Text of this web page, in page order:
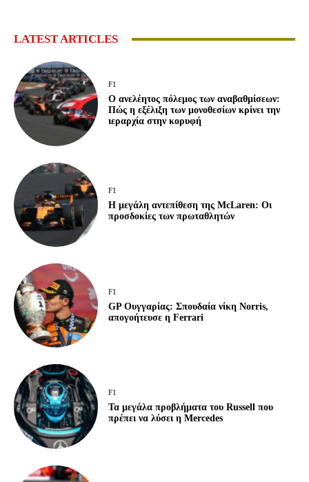
LATEST ARTICLES
F1
Ο ανελέητος πόλεμος των αναβαθμίσεων:
Πώς η εξέλιξη των μονοθεσίων κρίνει την
ιεραρχία στην κορυφή
F1
Η μεγάλη αντεπίθεση της McLaren: Οι
προσδοκίες των πρωταθλητών
F1
GP Ουγγαρίας: Σπουδαία νίκη Norris,
απογοήτευσε η Ferrari
F1
Τα μεγάλα προβλήματα του Russell που
πρέπει να λύσει η Mercedes